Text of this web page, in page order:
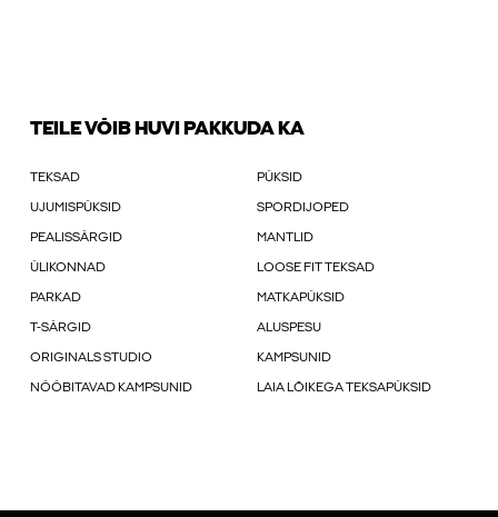
TEILE VÕIB HUVI PAKKUDA KA
TEKSAD PÜKSID
UJUMISPÜKSID SPORDIJOPED
PEALISSÄRGID MANTLID
ÜLIKONNAD LOOSE FIT TEKSAD
PARKAD MATKAPÜKSID
T-SÄRGID ALUSPESU
ORIGINALS STUDIO KAMPSUNID
NÖÖBITAVAD KAMPSUNID LAIA LÕIKEGA TEKSAPÜKSID